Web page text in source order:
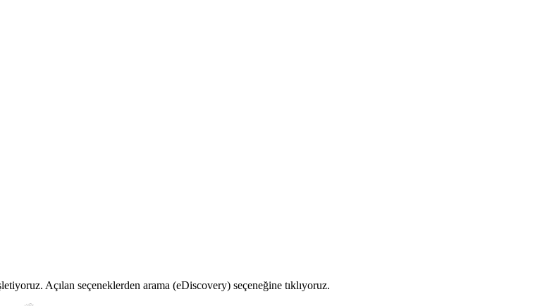
Açılan seçeneklerden arama (eDiscovery) seçeneğine tıklıyoruz.